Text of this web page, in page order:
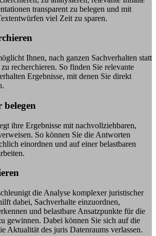
transparent zu belegen und mit
viel Zeit zu sparen.
Ihnen, nach ganzen Sachverhalten statt
recherchieren. So finden Sie relevante
Ergebnisse, mit denen Sie direkt
belegen
ihre Ergebnisse mit nachvollziehbaren,
So können Sie die Antworten
einordnen und auf einer belastbaren
die Analyse komplexer juristischer
dabei, Sachverhalte einzuordnen,
und belastbare Ansatzpunkte für die
gewinnen. Dabei können Sie sich auf die
Aktualität des juris Datenraums verlassen.